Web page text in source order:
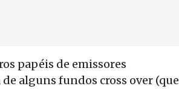
papéis de emissores
alguns fundos cross over (que